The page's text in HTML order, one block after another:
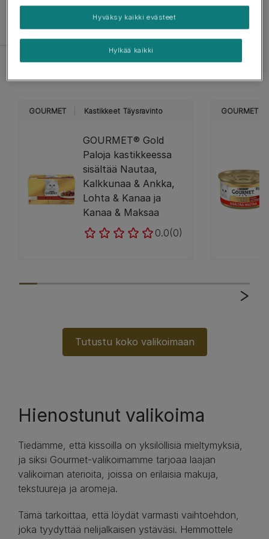
​​Gold Mon Petit Perle Nature's
GOURMET Kastikkeet Täysravinto
GOURMET® Gold
Paloja kastikkeessa
sisältää Nautaa,
Kalkkunaa & Ankka,
Lohta & Kanaa ja
Kanaa & Maksaa
0.0(0)
GOURMET
Tutustu koko valikoimaan
Hienostunut valikoima
Tiedämme, että kissoilla on yksilöllisiä mieltymyksiä,
ja siksi Gourmet-valikoimamme tarjoaa laajan
valikoiman aterioita, joissa on erilaisia makuja,
tekstuureja ja aromeja.
Tämä tarkoittaa, että löydät varmasti vaihtoehdon,
joka tyydyttää nelijalkaisen ystäväsi. Hemmottele
Hylkää kaikki
Hyväksy kaikki evästeet